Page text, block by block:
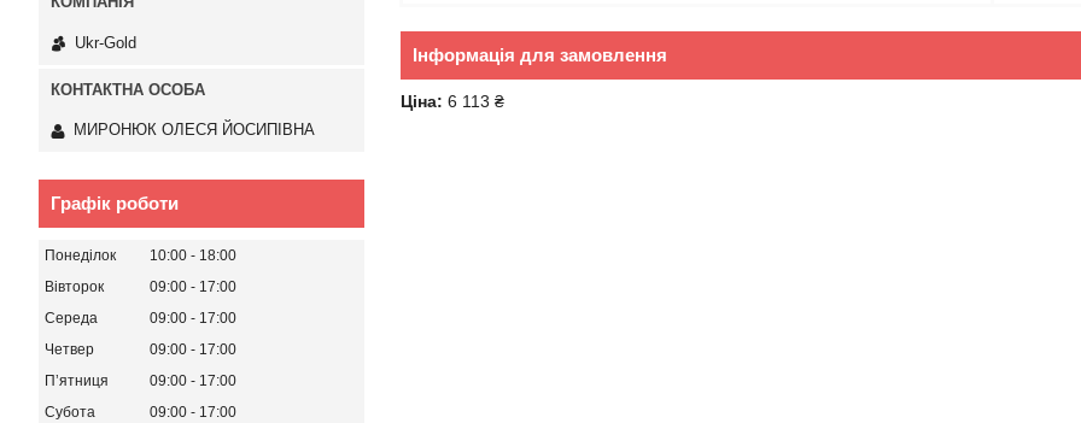
Інформація для замовлення
Ціна: 6 113 ₴
Ukr-Gold
МИРОНЮК ОЛЕСЯ ЙОСИПІВНА
Графік роботи
Понеділок 10:00
18:00
Вівторок
09:00
17:00
Середа
09:00
17:00
Четвер
09:00
17:00
Пʼятниця
09:00
17:00
Субота
09:00
17:00